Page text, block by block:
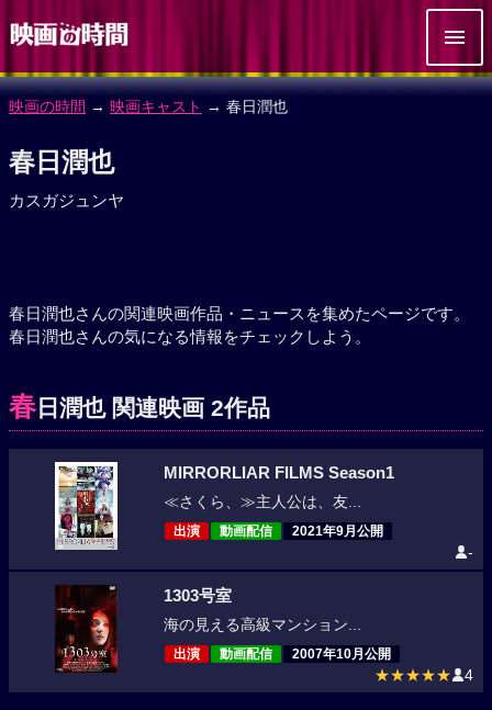
映画の時間 → 映画キャスト → 春日潤也
春日潤也
カスガジュンヤ
春日潤也さんの関連映画作品・ニュースを集めたページです。
春日潤也さんの気になる情報をチェックしよう。
春日潤也 関連映画 2作品
MIRRORLIAR FILMS Season1
≪さくら、≫主人公は、友...
出演 動画配信 2021年9月公開
-
1303号室
海の見える高級マンション...
出演 動画配信 2007年10月公開
★★★★★ 4